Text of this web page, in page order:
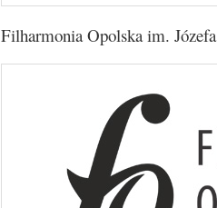
Filharmonia Opolska im.